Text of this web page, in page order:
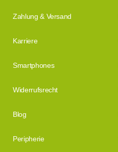
Zahlung & Versand
Karriere
Smartphones
Widerrufsrecht
Blog
Peripherie